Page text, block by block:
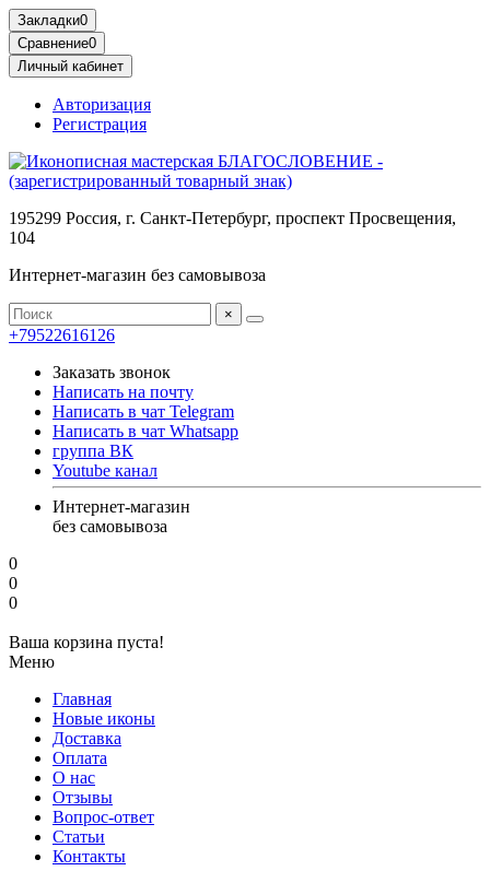
Блоки питания Цены в Беларуси Минске
Блоки питания пк Минск Беларусь Цены
Закладки0
Сравнение0
Личный кабинет
Авторизация
Регистрация
195299 Россия, г. Санкт-Петербург, проспект Просвещения,
104
Интернет-магазин без самовывоза
×
+79522616126
Заказать звонок
Написать на почту
Написать в чат Telegram
Написать в чат Whatsapp
группа ВК
Youtube канал
Интернет-магазин
без самовывоза
0
0
0
Ваша корзина пуста!
Меню
Главная
Новые иконы
Доставка
Оплата
О нас
Отзывы
Вопрос-ответ
Статьи
Контакты